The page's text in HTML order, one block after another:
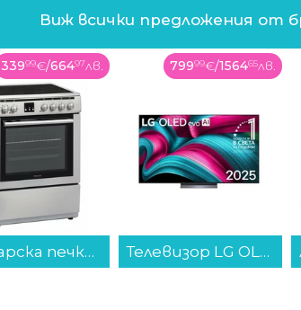
Виж всички предложения от
79999€/156465лв.
Телевизор LG OLED48C51LA , 121 см, 3840x2160 UHD-4K , 48 inch, OLED , Smart TV , Web Os...
83999€/164288лв.
Лаптоп ACER ASPIRE GO 16 AG16-71P-791J NX.JTGEX.002 , 1000GB SSD , 16.00 , 32 , Intel Core 7 150U (10 cores) , Intel Graphics , Windows...